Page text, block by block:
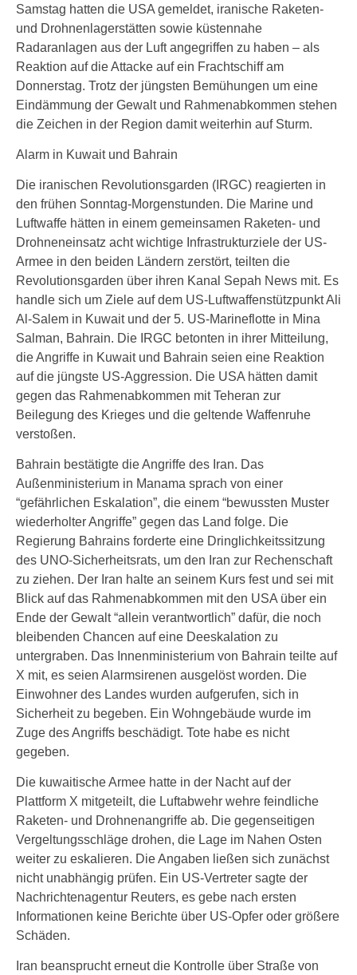
Samstag hatten die USA gemeldet, iranische Raketen-
und Drohnenlagerstätten sowie küstennahe
Radaranlagen aus der Luft angegriffen zu haben – als
Reaktion auf die Attacke auf ein Frachtschiff am
Donnerstag. Trotz der jüngsten Bemühungen um eine
Eindämmung der Gewalt und Rahmenabkommen stehen
die Zeichen in der Region damit weiterhin auf Sturm.
Alarm in Kuwait und Bahrain
Die iranischen Revolutionsgarden (IRGC) reagierten in
den frühen Sonntag-Morgenstunden. Die Marine und
Luftwaffe hätten in einem gemeinsamen Raketen- und
Drohneneinsatz acht wichtige Infrastrukturziele der US-
Armee in den beiden Ländern zerstört, teilten die
Revolutionsgarden über ihren Kanal Sepah News mit. Es
handle sich um Ziele auf dem US-Luftwaffenstützpunkt Ali
Al-Salem in Kuwait und der 5. US-Marineflotte in Mina
Salman, Bahrain. Die IRGC betonten in ihrer Mitteilung,
die Angriffe in Kuwait und Bahrain seien eine Reaktion
auf die jüngste US-Aggression. Die USA hätten damit
gegen das Rahmenabkommen mit Teheran zur
Beilegung des Krieges und die geltende Waffenruhe
verstoßen.
Bahrain bestätigte die Angriffe des Iran. Das
Außenministerium in Manama sprach von einer
“gefährlichen Eskalation”, die einem “bewussten Muster
wiederholter Angriffe” gegen das Land folge. Die
Regierung Bahrains forderte eine Dringlichkeitssitzung
des UNO-Sicherheitsrats, um den Iran zur Rechenschaft
zu ziehen. Der Iran halte an seinem Kurs fest und sei mit
Blick auf das Rahmenabkommen mit den USA über ein
Ende der Gewalt “allein verantwortlich” dafür, die noch
bleibenden Chancen auf eine Deeskalation zu
untergraben. Das Innenministerium von Bahrain teilte auf
X mit, es seien Alarmsirenen ausgelöst worden. Die
Einwohner des Landes wurden aufgerufen, sich in
Sicherheit zu begeben. Ein Wohngebäude wurde im
Zuge des Angriffs beschädigt. Tote habe es nicht
gegeben.
Die kuwaitische Armee hatte in der Nacht auf der
Plattform X mitgeteilt, die Luftabwehr wehre feindliche
Raketen- und Drohnenangriffe ab. Die gegenseitigen
Vergeltungsschläge drohen, die Lage im Nahen Osten
weiter zu eskalieren. Die Angaben ließen sich zunächst
nicht unabhängig prüfen. Ein US-Vertreter sagte der
Nachrichtenagentur Reuters, es gebe nach ersten
Informationen keine Berichte über US-Opfer oder größere
Schäden.
Iran beansprucht erneut die Kontrolle über Straße von